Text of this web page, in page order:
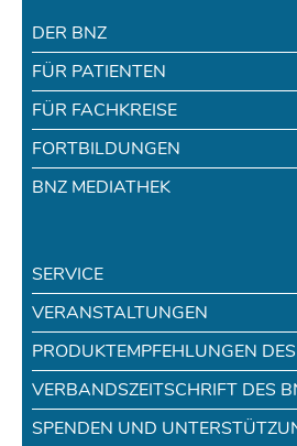
DER BNZ
FÜR PATIENTEN
FÜR FACHKREISE
FORTBILDUNGEN
BNZ MEDIATHEK
SERVICE
VERANSTALTUNGEN
PRODUKTEMPFEHLUNGEN
VERBANDSZEITSCHRIFT DES
SPENDEN UND